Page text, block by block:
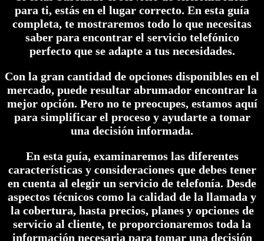
para ti, estás en el lugar correcto. En esta guía
completa, te mostraremos todo lo que necesitas
saber para encontrar el servicio telefónico
perfecto que se adapte a tus necesidades.
Con la gran cantidad de opciones disponibles en el
mercado, puede resultar abrumador encontrar la
mejor opción. Pero no te preocupes, estamos aquí
para simplificar el proceso y ayudarte a tomar
una decisión informada.
En esta guía, examinaremos las diferentes
características y consideraciones que debes tener
en cuenta al elegir un servicio de telefonía. Desde
aspectos técnicos como la calidad de la llamada y
la cobertura, hasta precios, planes y opciones de
servicio al cliente, te proporcionaremos toda la
información necesaria para tomar una decisión